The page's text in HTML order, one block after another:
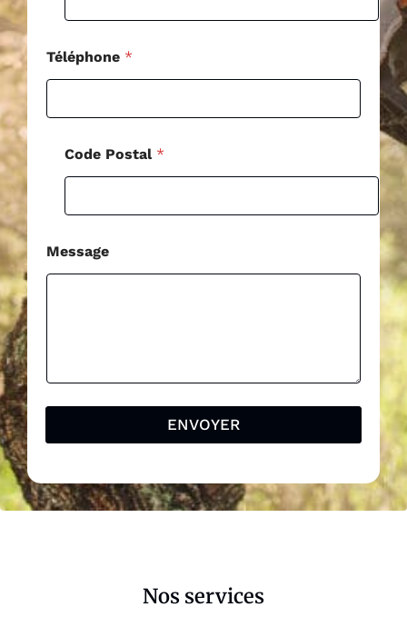
m
Téléphone *
Code Postal *
Message
ENVOYER
Nos services